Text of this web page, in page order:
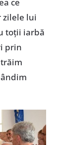
zilele lui
toții iarbă
prin